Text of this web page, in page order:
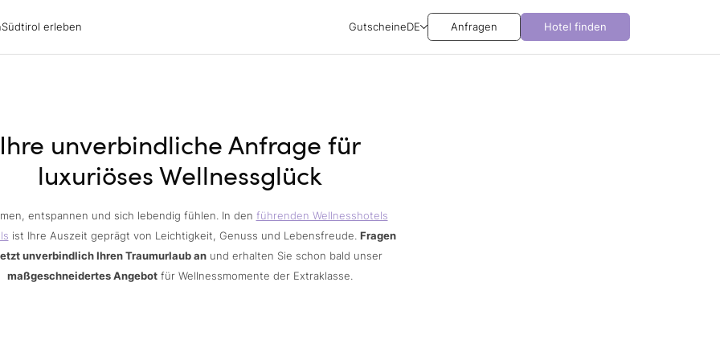
Südtirol erleben GutscheineDE Anfragen Hotel finden
Ihre unverbindliche Anfrage für
luxuriöses Wellnessglück
entspannen und sich lebendig fühlen. In den führenden Wellnesshotels
ist Ihre Auszeit geprägt von Leichtigkeit, Genuss und Lebensfreude. Fragen
unverbindlich Ihren Traumurlaub an und erhalten Sie schon bald unser
maßgeschneidertes Angebot für Wellnessmomente der Extraklasse.